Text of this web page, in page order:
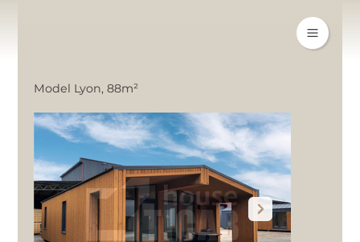
Model Lyon, 88m²